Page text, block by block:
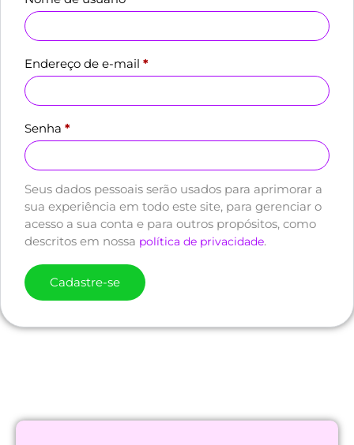
Endereço de e-mail *
Senha *
Seus dados pessoais serão usados para aprimorar a
sua experiência em todo este site, para gerenciar o
acesso a sua conta e para outros propósitos, como
descritos em nossa política de privacidade.
Cadastre-se